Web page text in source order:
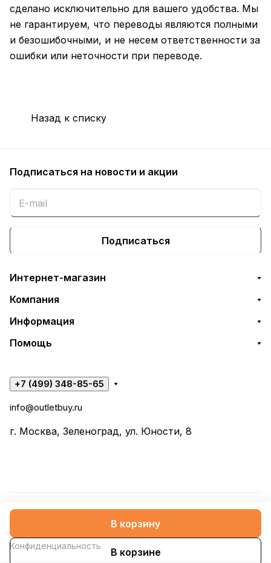
В корзину
В корзине
сделано исключительно для вашего удобства. Мы
не гарантируем, что переводы являются полными
и безошибочными, и не несем ответственности за
ошибки или неточности при переводе.
Назад к списку
Подписаться на новости и акции
Подписаться
Интернет-магазин
Компания
Информация
Помощь
+7 (499) 348-85-65
info@outletbuy.ru
г. Москва, Зеленоград, ул. Юности, 8
Конфиденциальность